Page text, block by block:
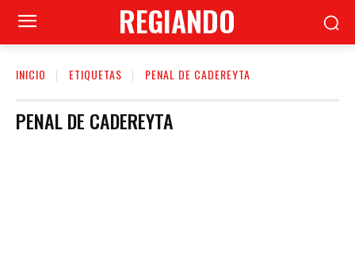
REGIANDO
INICIO ETIQUETAS PENAL DE CADEREYTA
PENAL DE CADEREYTA